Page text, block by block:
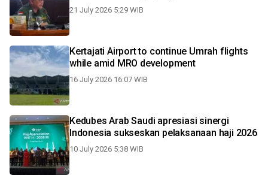
21 July 2026 5:29 WIB
Kertajati Airport to continue Umrah flights
while amid MRO development
16 July 2026 16:07 WIB
Kedubes Arab Saudi apresiasi sinergi
Indonesia sukseskan pelaksanaan haji 2026
10 July 2026 5:38 WIB